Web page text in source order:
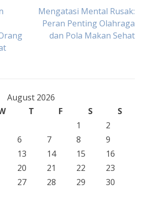
Mengatasi Mental Rusak:
Peran Penting Olahraga
dan Pola Makan Sehat
August 2026
T F S
S
1
2
6 7 8
9
13 14 15
16
20 21 22
23
27 28 29
30